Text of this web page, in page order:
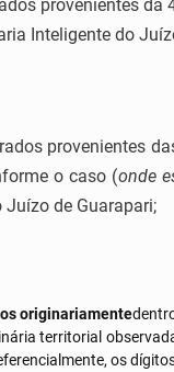
provenientes
Inteligente do
provenientes
o caso (onde
Juízo de Guarapari;
originariamente
territorial
os